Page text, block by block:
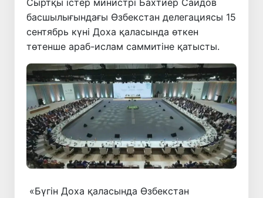
Сыртқы істер министрі Бахтиёр Саидов
басшылығындағы Өзбекстан делегациясы 15
сентябрь күні Доха қаласында өткен
төтенше араб-ислам саммитіне қатысты.
«Бүгін Доха қаласында Өзбекстан